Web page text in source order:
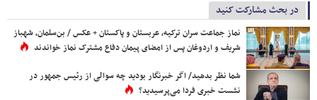
در بحث مشارکت کنید
نماز جماعت سران ترکیه، عربستان و پاکستان + عکس / بن‌سلمان، شهباز
شریف و اردوغان پس از امضای پیمان دفاع مشترک نماز خواندند
شما نظر بدهید/ اگر خبرنگار بودید چه سوالی از رئیس جمهور در
نشست خبری فردا می‌پرسیدید؟